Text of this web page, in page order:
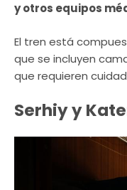
y otros equipos
El tren está
que se incluyen
que requieren
Serhiy y